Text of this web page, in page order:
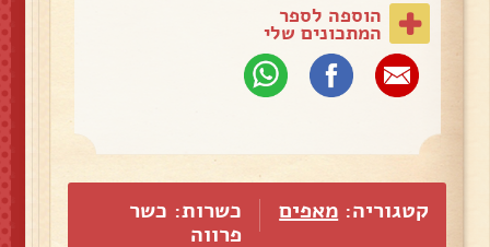
הוספה לספר
המתכונים שלי
קטגוריה: מאפים
כשרות: כשר
פרווה